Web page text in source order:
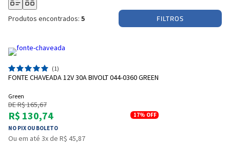
Produtos encontrados: 5 FILTROS
(1)
FONTE CHAVEADA 12V 30A BIVOLT 044-0360 GREEN
Green
DE R$ 165,67
R$ 130,74
NO PIX OU BOLETO
17% OFF
Ou em até 3x de R$ 45,87